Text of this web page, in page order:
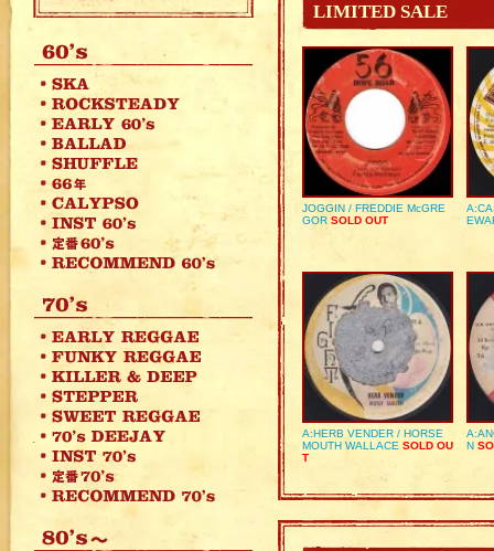
LIMITED SALE
JOGGIN / FREDDIE McGRE
GOR SOLD OUT
A:HERB VENDER / HORSE
MOUTH WALLACE SOLD OU
T
N